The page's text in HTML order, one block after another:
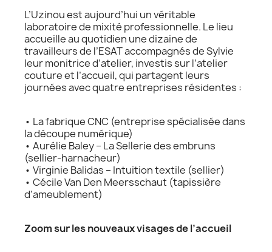
L’Uzinou est aujourd’hui un véritable
laboratoire de mixité professionnelle. Le lieu
accueille au quotidien une dizaine de
travailleurs de l’ESAT accompagnés de Sylvie
leur monitrice d’atelier, investis sur l’atelier
couture et l’accueil, qui partagent leurs
journées avec quatre entreprises résidentes :
• La fabrique CNC (entreprise spécialisée dans
la découpe numérique)
• Aurélie Baley – La Sellerie des embruns
(sellier-harnacheur)
• Virginie Balidas – Intuition textile (sellier)
• Cécile Van Den Meersschaut (tapissière
d’ameublement)
Zoom sur les nouveaux visages de l’accueil